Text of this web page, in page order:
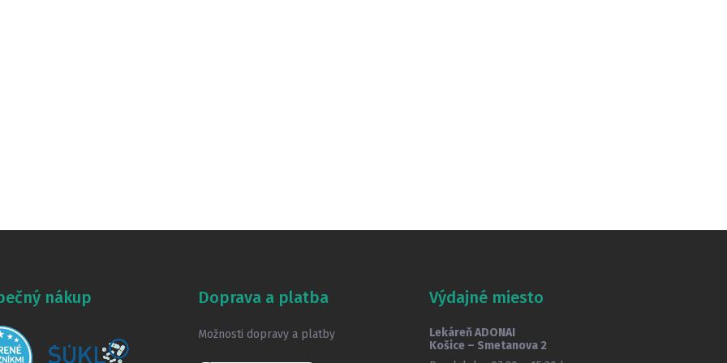
nákup Doprava a platba
Možnosti dopravy a platby
Výdajné miesto
Lekáreň ADONAI
Košice – Smetanova 2